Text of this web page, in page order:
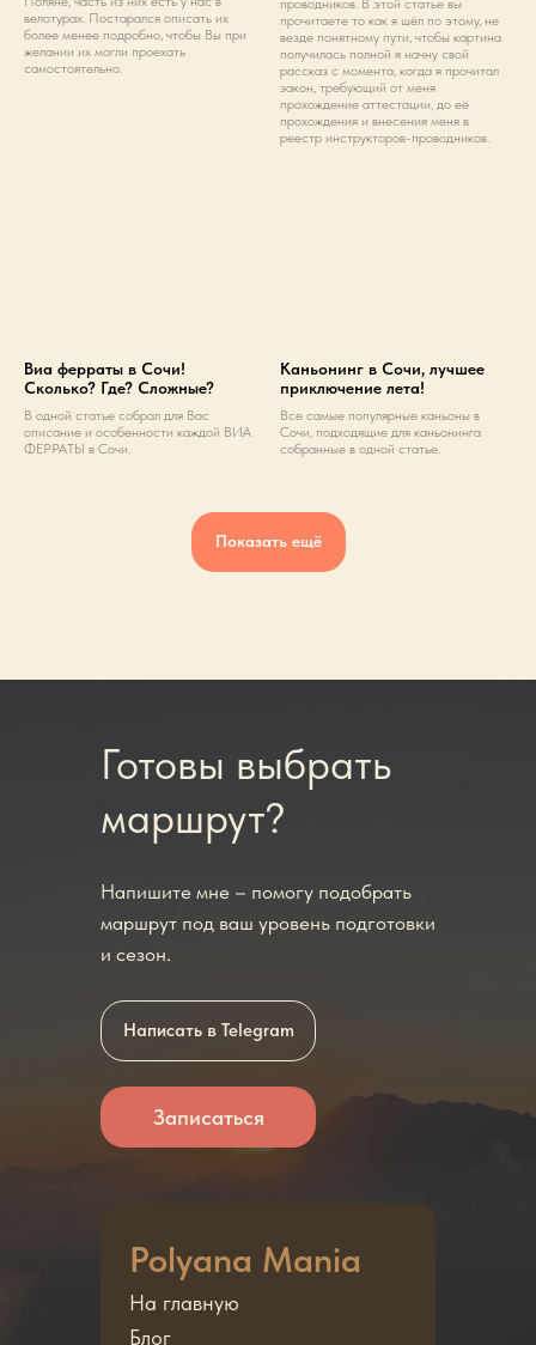
велотурах. Постарался описать их
более менее подробно, чтобы Вы при
желании их могли проехать
самостоятельно.
проводников. В этой статье вы
прочитаете то как я шёл по этому, не
везде понятному пути, чтобы картина
получилась полной я начну свой
рассказ с момента, когда я прочитал
закон, требующий от меня
прохождение аттестации, до её
прохождения и внесения меня в
реестр инструкторов-проводников.
Виа ферраты в Сочи!
Сколько? Где? Сложные?
В одной статье собрал для Вас
описание и особенности каждой ВИА
ФЕРРАТЫ в Сочи.
Каньонинг в Сочи, лучшее
приключение лета!
Все самые популярные каньоны в
Сочи, подходящие для каньонинга
собранные в одной статье.
Показать ещё
Готовы выбрать
маршрут?
Напишите мне – помогу подобрать
маршрут под ваш уровень подготовки
и сезон.
Написать в Telegram
Записаться
Polyana Mania
На главную
Блог